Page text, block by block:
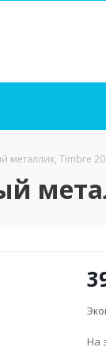
металлик, Timbre
На